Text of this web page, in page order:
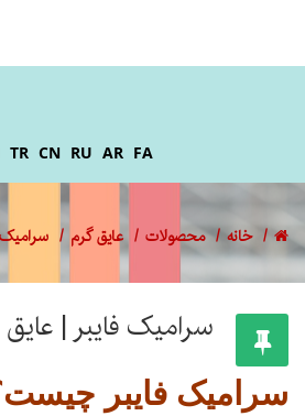
FA
AR
RU
CN
TR
خانه محصولات عایق گرم سرامیک
سرامیک فایبر | عایق
سرامیک فایبر